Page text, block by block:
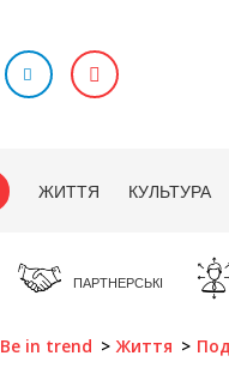
ЖИТТЯ КУЛЬТУРА
ПАРТНЕРСЬКІ
Be in trend Життя